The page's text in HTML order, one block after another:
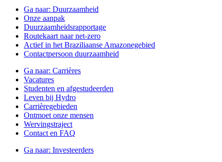
Ga naar: Duurzaamheid
Onze aanpak
Duurzaamheidsrapportage
Routekaart naar net-zero
Actief in het Braziliaanse Amazonegebied
Contactpersoon duurzaamheid
Ga naar: Carrières
Vacatures
Studenten en afgestudeerden
Leven bij Hydro
Carrièregebieden
Ontmoet onze mensen
Wervingstraject
Contact en FAQ
Ga naar: Investeerders